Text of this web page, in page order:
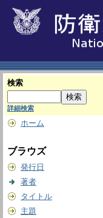
検索
詳細検索
ホーム
ブラウズ
発行日
著者
タイトル
主題